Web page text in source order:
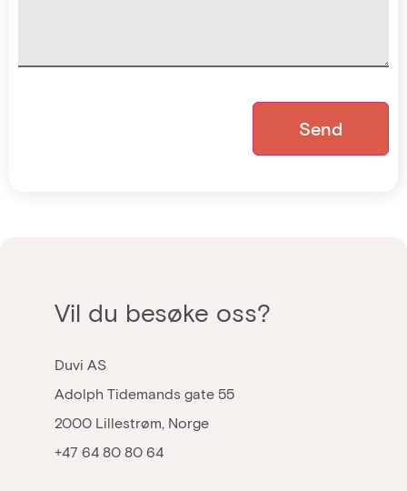
Vil du besøke oss?
Duvi AS
Adolph Tidemands gate 55
2000 Lillestrøm, Norge
+47 64 80 80 64